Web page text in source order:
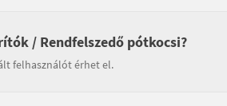
/ Rendfelszedő pótkocsi?
felhasználót érhet el.